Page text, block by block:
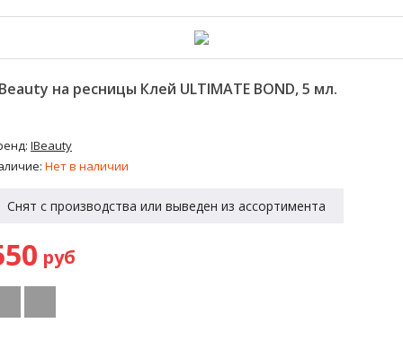
на ресницы Клей ULTIMATE BOND, 5 мл.
IBeauty
Нет в наличии
Снят с производства или выведен из ассортимента
руб